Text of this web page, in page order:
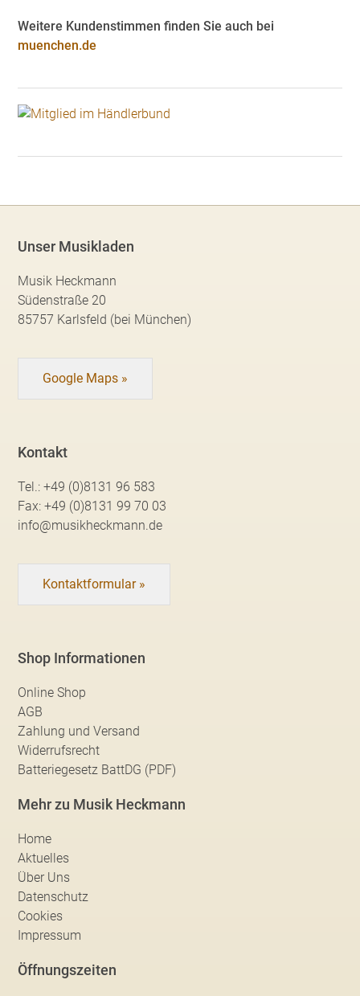
Weitere Kundenstimmen finden Sie auch bei
muenchen.de
Unser Musikladen
Musik Heckmann
Südenstraße 20
85757 Karlsfeld (bei München)
Google Maps »
Kontakt
Tel.:+49 (0)8131 96 583
Fax:+49 (0)8131 99 70 03
info@musikheckmann.de
Kontaktformular »
Shop Informationen
Online Shop
AGB
Zahlung und Versand
Widerrufsrecht
Batteriegesetz BattDG (PDF)
Mehr zu Musik Heckmann
Home
Aktuelles
Über Uns
Datenschutz
Cookies
Impressum
Öffnungszeiten